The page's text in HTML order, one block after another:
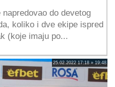
do devetog
koliko i dve ekipe ispred
(koje imaju po...
25.02.2022 17:18 » 19:48